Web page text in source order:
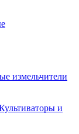
измельчители
и